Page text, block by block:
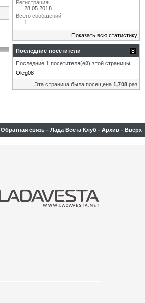
Регистрация
28.05.2018
Всего сообщений
1
Показать всю статистику
Последние посетители
Последние 1 посетителя(ей) этой страницы:
Oleg08
Эта страница была посещена 1,708 раз
Обратная связь - Лада Веста Клуб - Архив - Вверх